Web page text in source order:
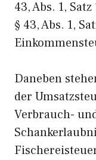
43, Abs. 1,
§ 43, Abs. 1,
Daneben
der
Verbrauch-